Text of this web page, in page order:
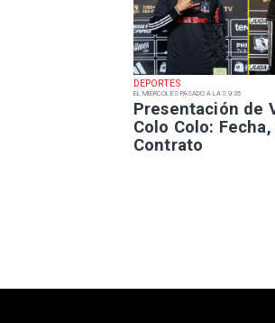
DEPORTES
EL MIÉRCOLES PASADO A LAS 9:35
Presentación de
Colo Colo:
Contrato